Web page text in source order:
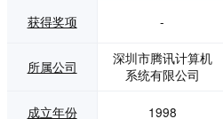
版本，从而为用户
提供全方位、多平
台的移动应用下载
获得奖项 -
所属公司
深圳市腾讯计算机
系统有限公司
成立年份 1998